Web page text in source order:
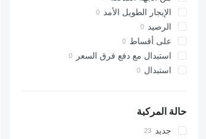
الإيجار الطويل الأمد
الرصيد
على أقساط
استبدال مع دفع فرق السعر
استبدال
حالة المركبة
جديد